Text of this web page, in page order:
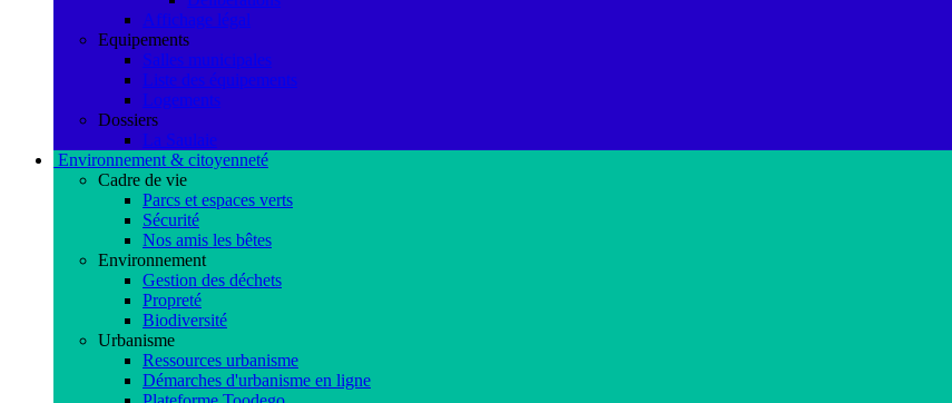
Affichage légal
Equipements
Salles municipales
Liste des équipements
Logements
Dossiers
La Saulaie
Environnement & citoyenneté
Cadre de vie
Parcs et espaces verts
Sécurité
Nos amis les bêtes
Environnement
Gestion des déchets
Propreté
Biodiversité
Urbanisme
Ressources urbanisme
Démarches d'urbanisme en ligne